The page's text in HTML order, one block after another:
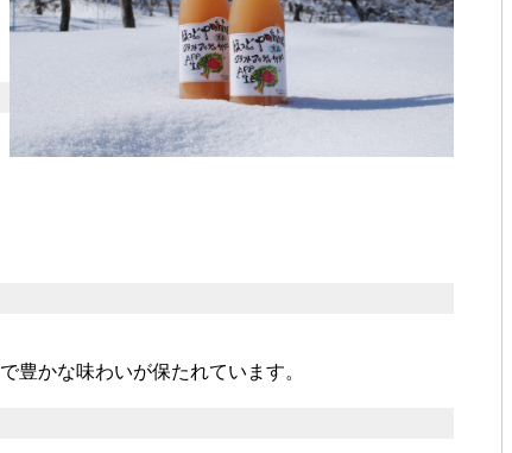
豊かな味わいが保たれています。